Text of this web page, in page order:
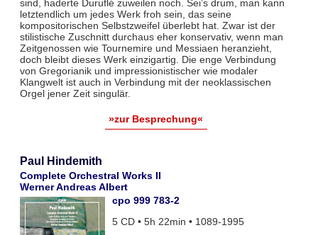
sind, haderte Duruflé zuweilen noch. Sei’s drum, man kann
letztendlich um jedes Werk froh sein, das seine
kompositorischen Selbstzweifel überlebt hat. Zwar ist der
stilistische Zuschnitt durchaus eher konservativ, wenn man
Zeitgenossen wie Tournemire und Messiaen heranzieht,
doch bleibt dieses Werk einzigartig. Die enge Verbindung
von Gregorianik und impressionistischer wie modaler
Klangwelt ist auch in Verbindung mit der neoklassischen
Orgel jener Zeit singulär.
»zur Besprechung«
Paul Hindemith
Complete Orchestral Works II
Werner Andreas Albert
cpo 999 783-2
5 CD • 5h 22min • 1089-1995